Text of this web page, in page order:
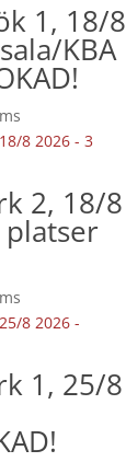
1, 18/8
KBA
2, 18/8
platser
1, 25/8